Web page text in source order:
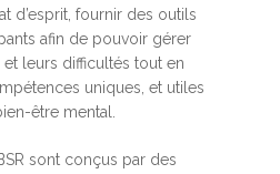
d’esprit, fournir des outils
afin de pouvoir gérer
leurs difficultés tout en
uniques, et utiles
être mental.
sont conçus par des